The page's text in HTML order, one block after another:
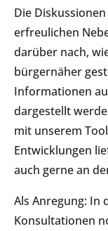
Die
erfreulichen
darüber nach,
bürgernäher
Informationen
dargestellt
mit unserem
Entwicklungen
auch gerne an
Als Anregung: In
Konsultationen